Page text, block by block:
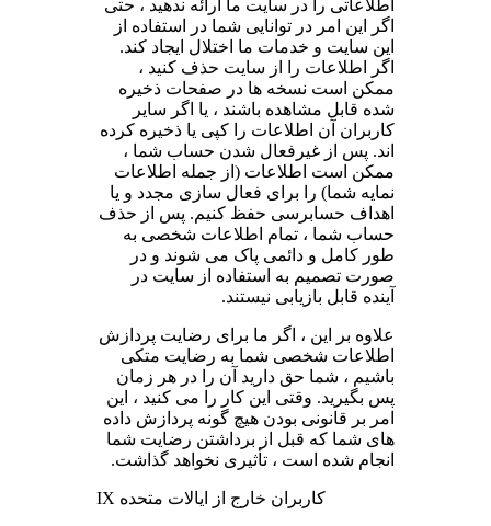
اطلاعاتی را در سایت ما ارائه ندهید ، حتی
اگر این امر در توانایی شما در استفاده از
این سایت و خدمات ما اختلال ایجاد کند.
اگر اطلاعات را از سایت حذف کنید ،
ممکن است نسخه ها در صفحات ذخیره
شده قابل مشاهده باشند ، یا اگر سایر
کاربران آن اطلاعات را کپی یا ذخیره کرده
اند. پس از غیرفعال شدن حساب شما ،
ممکن است اطلاعات (از جمله اطلاعات
نمایه شما) را برای فعال سازی مجدد و یا
اهداف حسابرسی حفظ کنیم. پس از حذف
حساب شما ، تمام اطلاعات شخصی به
طور کامل و دائمی پاک می شوند و در
صورت تصمیم به استفاده از سایت در
آینده قابل بازیابی نیستند.
علاوه بر این ، اگر ما برای رضایت پردازش
اطلاعات شخصی شما به رضایت متکی
باشیم ، شما حق دارید آن را در هر زمان
پس بگیرید. وقتی این کار را می کنید ، این
امر بر قانونی بودن هیچ گونه پردازش داده
های شما که قبل از برداشتن رضایت شما
انجام شده است ، تأثیری نخواهد گذاشت.
IX کاربران خارج از ایالات متحده